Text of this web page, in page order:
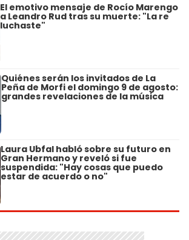
El emotivo mensaje de Rocío Marengo
a Leandro Rud tras su muerte: "La re
luchaste"
Quiénes serán los invitados de La
Peña de Morfi el domingo 9 de agosto:
grandes revelaciones de la música
Laura Ubfal habló sobre su futuro en
Gran Hermano y reveló si fue
suspendida: "Hay cosas que puedo
estar de acuerdo o no"